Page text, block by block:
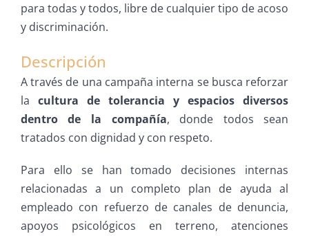
para todas y todos, libre de cualquier tipo de acoso
y discriminación.
Descripción
A través de una campaña interna se busca reforzar
la cultura de tolerancia y espacios diversos
dentro de la compañía, donde todos sean
tratados con dignidad y con respeto.
Para ello se han tomado decisiones internas
relacionadas a un completo plan de ayuda al
empleado con refuerzo de canales de denuncia,
apoyos psicológicos en terreno, atenciones